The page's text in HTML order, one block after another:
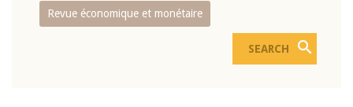
Revue économique et monétaire